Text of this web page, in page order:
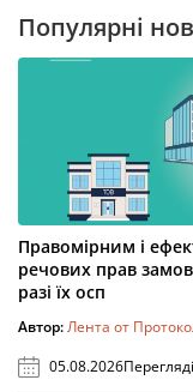
Популярні
Правомірним і
речових прав
разі їх осп
Автор:Лента от
05.08.2026